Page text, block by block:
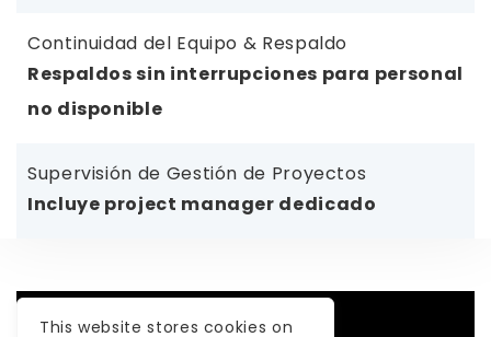
Continuidad del Equipo & Respaldo
Respaldos sin interrupciones para personal
no disponible
Supervisión de Gestión de Proyectos
Incluye project manager dedicado
Desarrollo interno
This website stores cookies on